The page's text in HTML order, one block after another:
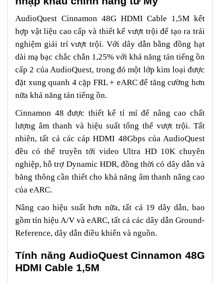
AudioQuest Cinnamon 48G HDMI Cable 1,5M kết
hợp vật liệu cao cấp và thiết kế vượt trội để tạo ra trải
nghiệm giải trí vượt trội. Với dây dẫn bằng đồng hạt
dài mạ bạc chắc chắn 1,25% với khả năng tản tiếng ồn
cấp 2 của AudioQuest, trong đó một lớp kim loại được
đặt xung quanh 4 cặp FRL + eARC để tăng cường hơn
nữa khả năng tản tiếng ồn.
Cinnamon 48 được thiết kế tỉ mỉ để nâng cao chất
lượng âm thanh và hiệu suất tổng thể vượt trội. Tất
nhiên, tất cả các cáp HDMI 48Gbps của AudioQuest
đều có thể truyền tới video Ultra HD 10K chuyên
nghiệp, hỗ trợ Dynamic HDR, đồng thời có dây dẫn và
băng thông cần thiết cho khả năng âm thanh nâng cao
của eARC.
Nâng cao hiệu suất hơn nữa, tất cả 19 dây dẫn, bao
gồm tín hiệu A/V và eARC, tất cả các dây dẫn Ground-
Reference, dây dẫn điều khiển và nguồn.
Tính năng AudioQuest Cinnamon 48G
HDMI Cable 1,5M